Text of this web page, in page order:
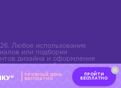
Любое использование
или подборки
дизайна и оформления
правообладателя и
ПРОБНЫЙ ДЕНЬ
БЕСПЛАТНО
ПРОЙТИ
БЕСПЛАТНО